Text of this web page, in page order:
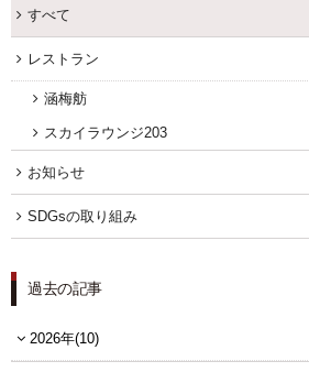
レストラン予
すべて
レストラン
涵梅舫
スカイラウンジ203
お知らせ
SDGsの取り組み
過去の記事
2026年(10)